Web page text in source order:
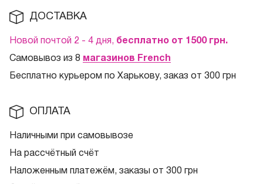
ДОСТАВКА
Новой почтой 2 - 4 дня, бесплатно от 1500 грн.
Самовывоз из 8 магазинов French
Бесплатно курьером по Харькову, заказ от 300 грн
ОПЛАТА
Наличными при самовывозе
На рассчётный счёт
Наложенным платежём, заказы от 300 грн